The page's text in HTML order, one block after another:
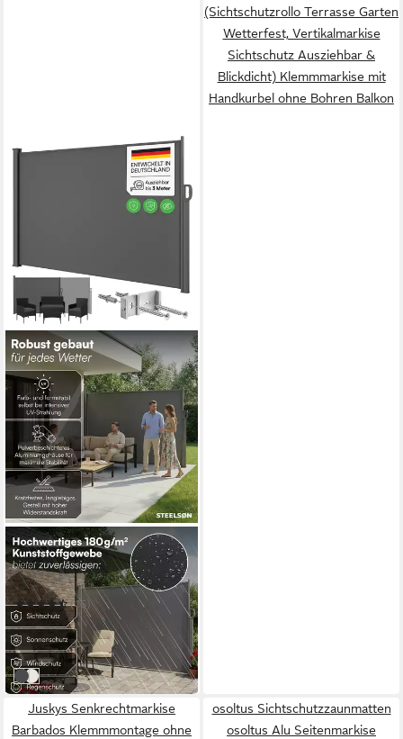
STEELSØN
Seitenmarkise Zirella mit
individuell einstellbarer
Länge
(15)
ab 60,99 € UVP129,99 €
-53%
in 2-3 Werktagen bei dir
Anthrazit
Beige
(Sichtschutzrollo Terrasse Garten
Wetterfest, Vertikalmarkise
Sichtschutz Ausziehbar &
Blickdicht) Klemmmarkise mit
Handkurbel ohne Bohren Balkon
Juskys Senkrechtmarkise
Barbados Klemmmontage ohne
osoltus Sichtschutzzaunmatten
osoltus Alu Seitenmarkise